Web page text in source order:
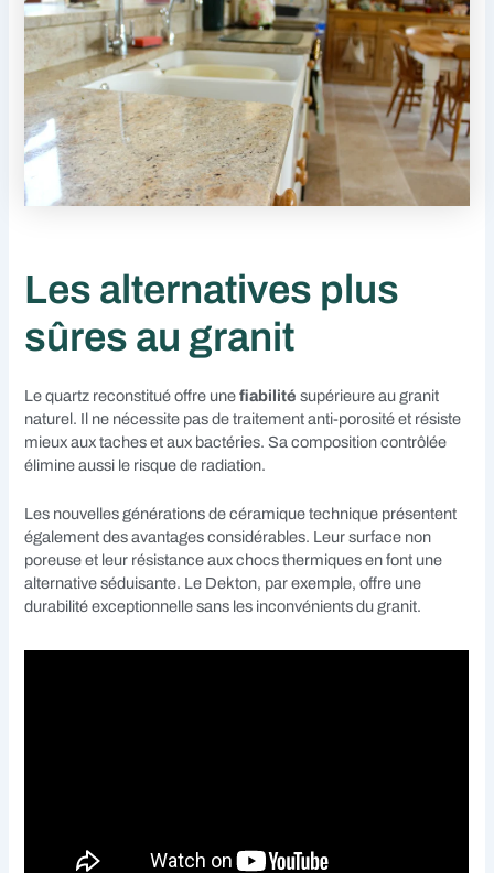
Les alternatives plus
sûres au granit
Le quartz reconstitué offre unefiabilité supérieure au granit
naturel. Il ne nécessite pas de traitement anti-porosité et résiste
mieux aux taches et aux bactéries. Sa composition contrôlée
élimine aussi le risque de radiation.
Les nouvelles générations de céramique technique présentent
également des avantages considérables. Leur surface non
poreuse et leur résistance aux chocs thermiques en font une
alternative séduisante. Le Dekton, par exemple, offre une
durabilité exceptionnelle sans les inconvénients du granit.